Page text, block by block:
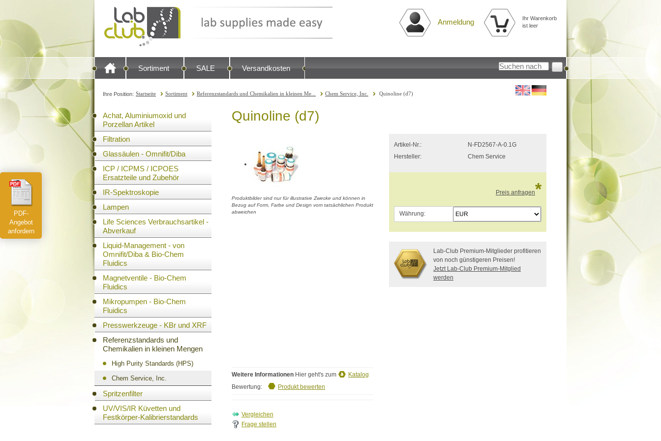
Anmeldung
Ihr Warenkorb
ist leer
Sortiment SALE Versandkosten
Ihre Position: Startseite Sortiment Referenzstandards und Chemikalien in kleinen Me... Chem Service, Inc. Quinoline (d7)
Achat, Aluminiumoxid und
Porzellan Artikel
Filtration
Glassäulen - Omnifit/Diba
ICP / ICPMS / ICPOES
Ersatzteile und Zubehör
IR-Spektroskopie
Lampen
Life Sciences Verbrauchsartikel -
Abverkauf
Liquid-Management - von
Omnifit/Diba & Bio-Chem
Fluidics
Magnetventile - Bio-Chem
Fluidics
Mikropumpen - Bio-Chem
Fluidics
Presswerkzeuge - KBr und XRF
Referenzstandards und
Chemikalien in kleinen Mengen
High Purity Standards (HPS)
Chem Service, Inc.
Spritzenfilter
UV/VIS/IR Küvetten und
Festkörper-Kalibrierstandards
PDF-
Angebot
anfordern
Quinoline (d7)
Produktbilder sind nur für illustrative Zwecke und können in
Bezug auf Form, Farbe und Design vom tatsächlichen Produkt
abweichen
Weitere Informationen Hier geht's zum
Katalog
Bewertung:
Produkt bewerten
Frage stellen
Artikel-Nr.:
N-FD2567-A-0.1G
Hersteller:
Chem Service
Preis anfragen*
Währung:
Lab-Club Premium-Mitglieder profitieren
von noch günstigeren Preisen!
Jetzt Lab-Club Premium-Mitglied
werden